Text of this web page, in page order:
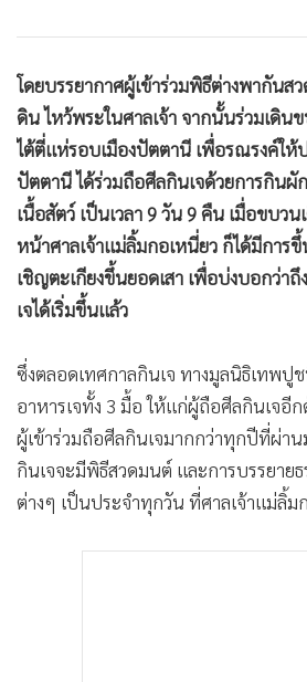
โดยบรรยากาศผู้เข้าร่วมพิธีต่างพากันส
ดิน ไหว้พระในศาลเจ้า จากนั้นร่วมเดิ
ไต้ตี่แห่รอบเมืองปัตตานี เพื่อรณรงค์ให้
ปัตตานี ได้ร่วมถือศีลกินเจด้วยการกิน
เนื้อสัตว์ เป็นเวลา 9 วัน 9 คืน เมื่อขบว
หน้าศาลเจ้าแม่ลิ้มกอเหนี่ยว ก็ได้มีการขึ้
เชิญตะเกียงขึ้นยอดเสา เพื่อบ่งบอกว่าถึ
เจได้เริ่มขึ้นแล้ว
ซึ่งตลอดเทศกาลกินเจ ทางมูลนิธิเทพปู
อาหารเจทั้ง 3 มื้อ ให้แก่ผู้ถือศีลกินเจอี
ผู้เข้าร่วมถือศีลกินเจมากกว่าทุกปีที่ผ่าน
กินเจจะมีพิธีสวดมนต์ และการบรรยาย
ต่างๆ เป็นประจำทุกวัน ที่ศาลเจ้าแม่ลิ้